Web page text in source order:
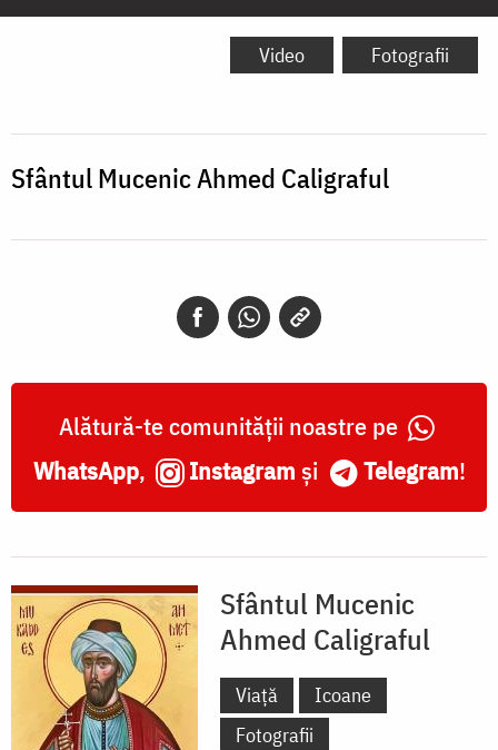
Sfântul
Caligraful
Video Fotografii
Sfântul Mucenic Ahmed Caligraful
Alătură-te comunității noastre pe
WhatsApp, Instagram și Telegram!
Sfântul Mucenic
Ahmed Caligraful
Viață
Icoane
Fotografii